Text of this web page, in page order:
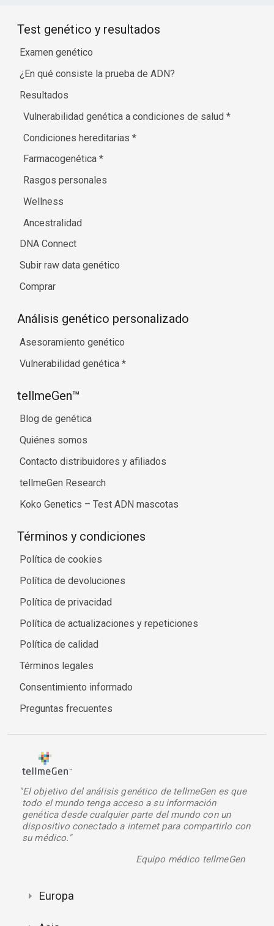
Test genético y resultados
Examen genético
¿En qué consiste la prueba de ADN?
Resultados
Vulnerabilidad genética a condiciones de salud*
Condiciones hereditarias*
Farmacogenética*
Rasgos personales
Wellness
Ancestralidad
DNA Connect
Subir raw data genético
Comprar
Análisis genético personalizado
Asesoramiento genético
Vulnerabilidad genética *
tellmeGen™
Blog de genética
Quiénes somos
Contacto distribuidores y afiliados
tellmeGen Research
Koko Genetics – Test ADN mascotas
Términos y condiciones
Política de cookies
Política de devoluciones
Política de privacidad
Política de actualizaciones y repeticiones
Política de calidad
Términos legales
Consentimiento informado
Preguntas frecuentes
"El objetivo del análisis genético de tellmeGen es que
todo el mundo tenga acceso a su información
genética desde cualquier parte del mundo con un
dispositivo conectado a internet para compartirlo con
su médico."
Equipo médico tellmeGen
Europa